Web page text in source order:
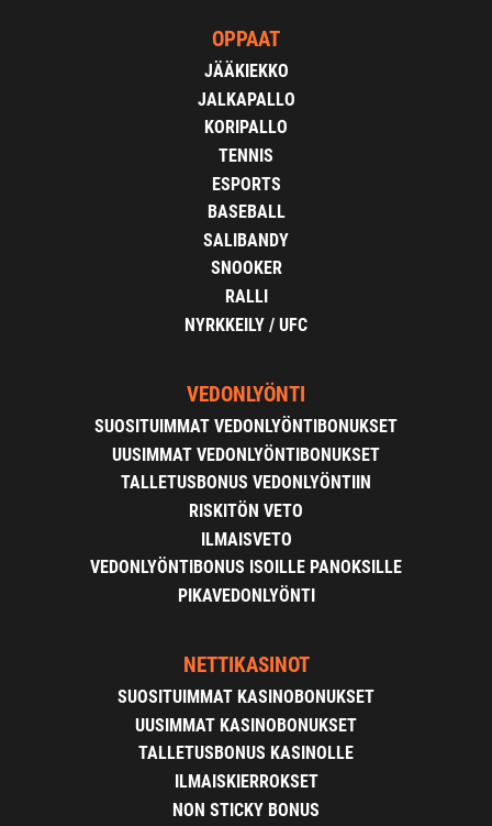
OPPAAT
JÄÄKIEKKO
JALKAPALLO
KORIPALLO
TENNIS
ESPORTS
BASEBALL
SALIBANDY
SNOOKER
RALLI
NYRKKEILY / UFC
VEDONLYÖNTI
SUOSITUIMMAT VEDONLYÖNTIBONUKSET
UUSIMMAT VEDONLYÖNTIBONUKSET
TALLETUSBONUS VEDONLYÖNTIIN
RISKITÖN VETO
ILMAISVETO
VEDONLYÖNTIBONUS ISOILLE PANOKSILLE
PIKAVEDONLYÖNTI
NETTIKASINOT
SUOSITUIMMAT KASINOBONUKSET
UUSIMMAT KASINOBONUKSET
TALLETUSBONUS KASINOLLE
ILMAISKIERROKSET
NON STICKY BONUS